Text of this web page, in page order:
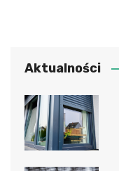
Aktualności